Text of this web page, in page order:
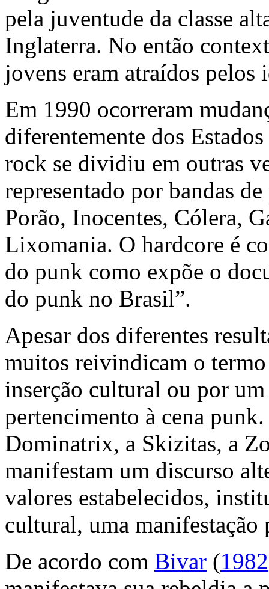
pela juventude da classe
Inglaterra. No então
jovens eram atraídos pelos
Em 1990 ocorreram
diferentemente dos
rock se dividiu em outras
representado por bandas de
Porão, Inocentes, Cólera,
Lixomania. O hardcore é
do punk como expõe o
do punk no Brasil”.
Apesar dos diferentes
muitos reivindicam o
inserção cultural ou por
pertencimento à cena punk
Dominatrix, a Skizitas, a
manifestam um discurso
valores estabelecidos,
cultural, uma manifestação
De acordo com Bivar (1982